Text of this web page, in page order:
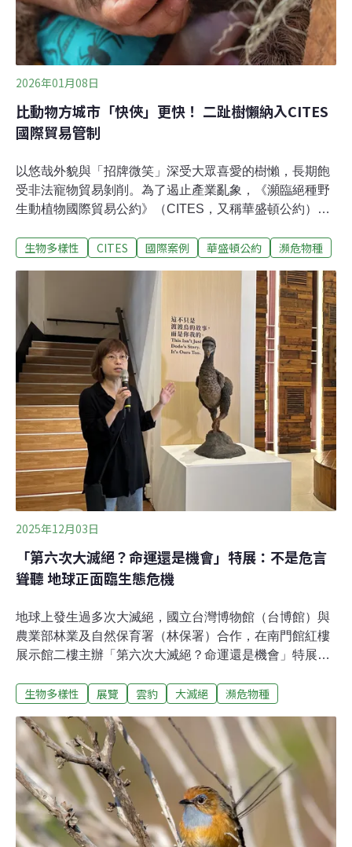
年，蘇門答臘帕克帕克·巴拉特地區（Pakpa
2026年01月08日
比動物方城市「快俠」更快！ 二趾樹懶納入CITES
國際貿易管制
以悠哉外貌與「招牌微笑」深受大眾喜愛的樹懶，長期飽
受非法寵物貿易剝削。為了遏止產業亂象，《瀕臨絕種野
生動植物國際貿易公約》（CITES，又稱華盛頓公約）於
懶納入管制，未來相關國際貿易將面臨更嚴格的規範。觀
含184國及歐盟）都必須遵守更嚴格的出口標準。出口國
須提出科學研究，證明貿易不會危及該物種的野外族群和
保育狀況。此次納入CITES附錄二「有效管制」的物種，
包括原生於亞馬遜地區的二趾樹懶（Choloepus
didactylus），以及分布於亞馬遜南部與中美洲部分地區的
霍氏二趾樹懶（Choloepus hoffmanni）。專家指出，二趾
樹懶行動較三趾樹懶[1]迅速，也更具攻擊性。
生物多樣性 CITES 國際案例 華盛頓公約 瀕危物種
2025年12月03日
「第六次大滅絕？命運還是機會」特展：不是危言
聳聽 地球正面臨生態危機
地球上發生過多次大滅絕，國立台灣博物館（台博館）與
農業部林業及自然保育署（林保署）合作，在南門館紅樓
展示館二樓主辦「第六次大滅絕？命運還是機會」特展，
本與科技互動裝置讓滅絕物種「復甦」，帶領觀展民眾回
灣已滅絕的雲豹、瀕危的石虎等，喚起社會對生物多樣性
與永續環境的關注，並思考人類能否扭轉即將到來的生態
危機。台博館館長陳登欽：地球眾生應一起茁壯台博館館
長陳登欽在本月1日的開幕典禮表示，物種的未來不應被
視為既定命運，而是需要共同努力爭取的「機會」。他指
出，展覽以視覺與故事傳達「我們仍有機會留住珍貴物
種」的信念，期望喚起大眾重新思考人與自然的關係，並
生物多樣性 展覽 雲豹 大滅絕 瀕危物種